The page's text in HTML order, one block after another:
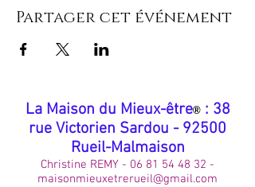
Partager cet événement
​La Maison du Mieux-être®: 38
rue Victorien Sardou - 92500
Rueil-Malmaison
Christine REMY - 06 81 54 48 32 -
maisonmieuxetrerueil@gmail.com